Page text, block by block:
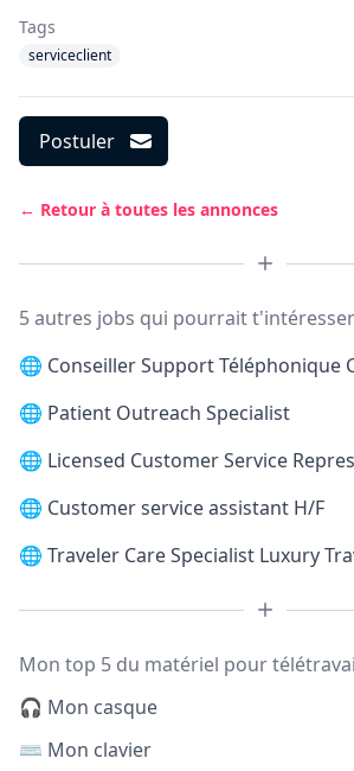
Tags
serviceclient
Postuler
← Retour à toutes les annonces
5 autres jobs qui pourrait
🌐 Conseiller Support Téléphonique
🌐 Patient Outreach Specialist
🌐 Licensed Customer Service
🌐 Customer service assistant H/F
🌐 Traveler Care Specialist Luxury
Mon top 5 du matériel pour
🎧 Mon casque
⌨️ Mon clavier